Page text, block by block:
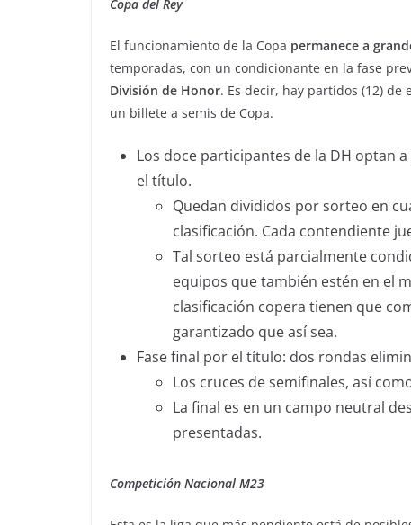
Copa del Rey
El funcionamiento de la Copa permanece a
temporadas, con un condicionante en la fase
División de Honor. Es decir, hay partidos (12)
un billete a semis de Copa.
Los doce participantes de la DH optan
el título.
Quedan divididos por sorteo en
clasificación. Cada contendiente
Tal sorteo está parcialmente
equipos que también estén en el
clasificación copera tienen que
garantizado que así sea.
Fase final por el título: dos rondas
Los cruces de semifinales, así
La final es en un campo neutral
presentadas.
Competición Nacional M23